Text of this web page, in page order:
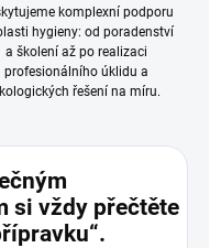
komplexní podporu
hygieny: od poradenství
a školení až po realizaci
profesionálního úklidu a
řešení na míru.
si vždy přečtěte